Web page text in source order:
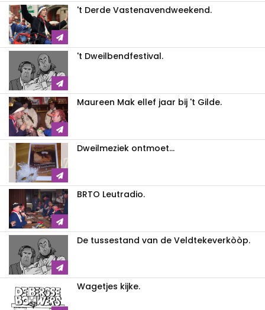
't Derde Vastenavendweekend.
't Dweilbendfestival.
Maureen Mak ellef jaar bij 't Gilde.
Dweilmeziek ontmoet...
BRTO Leutradio.
De tussestand van de Veldtekeverkòòp.
Wagetjes kijke.